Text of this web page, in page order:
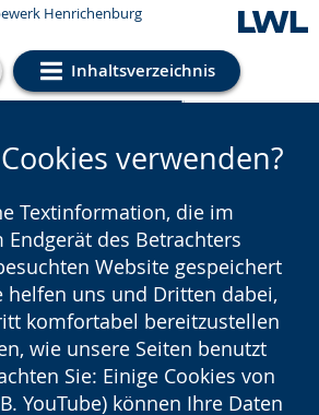
Henrichenburg
Inhaltsverzeichnis
Einstellungen
verwenden?
Textinformation, die im
des Betrachters
Website gespeichert
helfen uns und Dritten dabei,
komfortabel bereitzustellen
wie unsere Seiten benutzt
Sie: Einige Cookies von
YouTube) können Ihre Daten